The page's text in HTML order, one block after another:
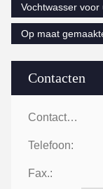
Contacten
Contacten:
Telefoon:
Fax.:
Vochtwasser voor
Op maat